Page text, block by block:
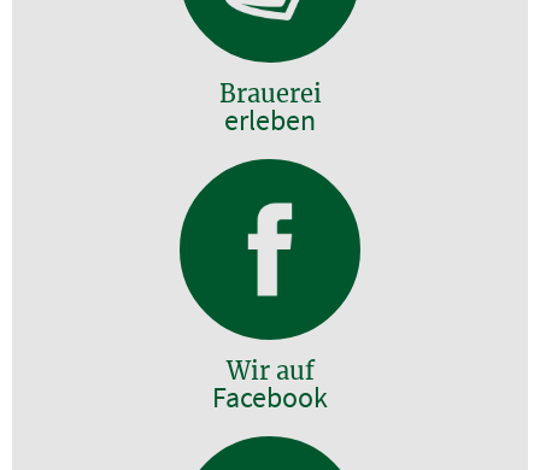
Brauerei
erleben
Wir auf
Facebook